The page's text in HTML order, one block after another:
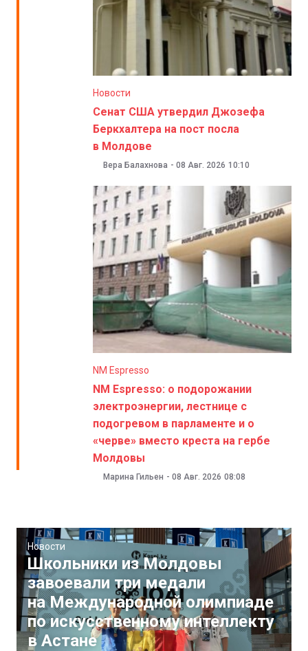
Новости
Сенат США утвердил Джозефа
Беркхалтера на пост посла
в Молдове
Вера Балахнова - 08 Авг. 2026 10:10
NM Espresso
NM Espresso: о подорожании
электроэнергии, лестнице с
подогревом в парламенте и о
«черве» вместо креста на гербе
Молдовы
Марина Гильен - 08 Авг. 2026 08:08
Новости
Школьники из Молдовы
завоевали три медали
на Международной олимпиаде
по искусственному интеллекту
в Астане